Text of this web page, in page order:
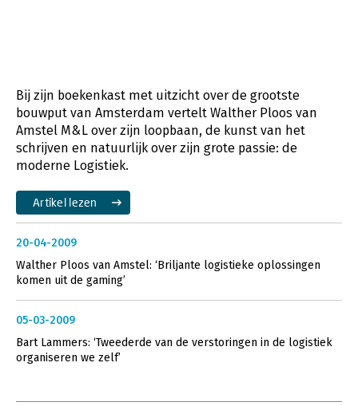
Bij zijn boekenkast met uitzicht over de grootste
bouwput van Amsterdam vertelt Walther Ploos van
Amstel M&L over zijn loopbaan, de kunst van het
schrijven en natuurlijk over zijn grote passie: de
moderne Logistiek.
Artikel lezen
20-04-2009
Walther Ploos van Amstel: ‘Briljante logistieke oplossingen
komen uit de gaming’
05-03-2009
Bart Lammers: ‘Tweederde van de verstoringen in de logistiek
organiseren we zelf’